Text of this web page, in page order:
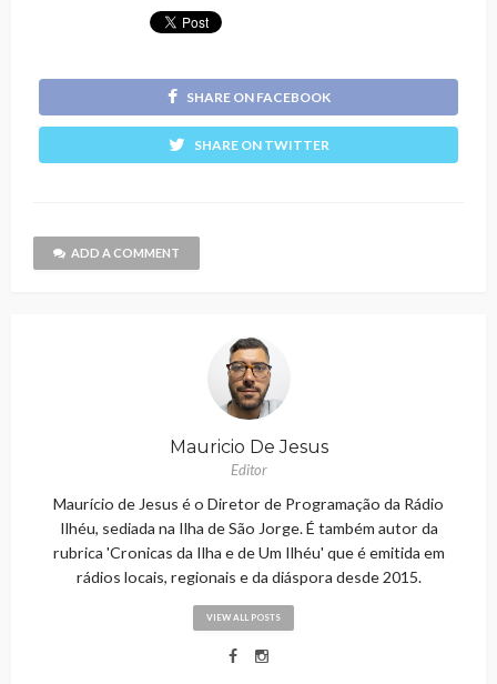
SHARE ON FACEBOOK
SHARE ON TWITTER
ADD A COMMENT
Mauricio De Jesus
Editor
Maurício de Jesus é o Diretor de Programação da Rádio
Ilhéu, sediada na Ilha de São Jorge. É também autor da
rubrica 'Cronicas da Ilha e de Um Ilhéu' que é emitida em
rádios locais, regionais e da diáspora desde 2015.
VIEW ALL POSTS